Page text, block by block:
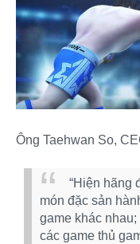
Ông Taehwan So,
“Hiện hãng
món đặc sản
game khác
các game thủ